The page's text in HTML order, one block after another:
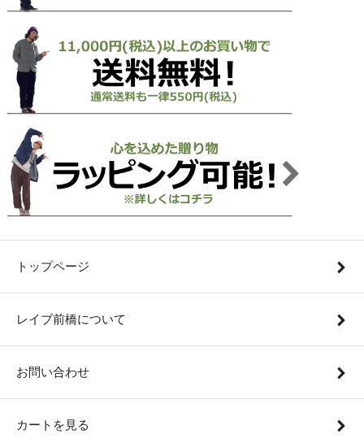
トップページ
レイブ前橋について
お問い合わせ
カートを見る